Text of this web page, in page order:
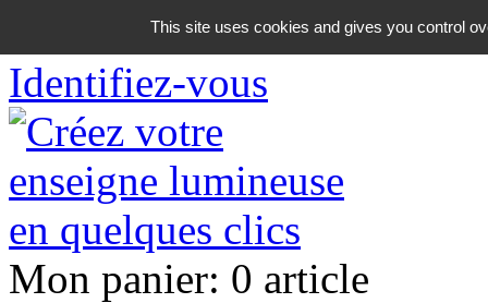
06 18 42 08 59
Identifiez-vous
Mon panier: 0 article
This site uses cookies and gives you control